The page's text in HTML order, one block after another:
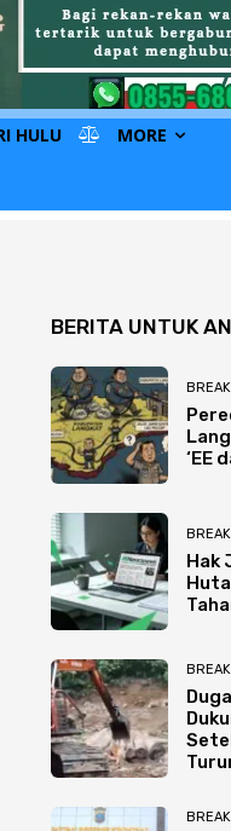
HULU MORE
BERITA UNTUK
‘EE
Hak